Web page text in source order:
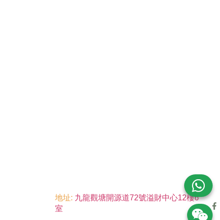
地址: 九龍觀塘開源道72號溢財中心12樓6
室